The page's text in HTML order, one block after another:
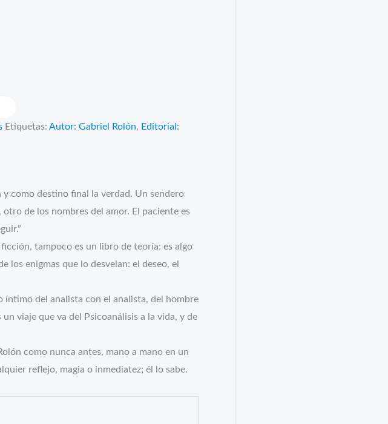
Etiquetas: Autor: Gabriel Rolón, Editorial:
como destino final la verdad. Un sendero
de los nombres del amor. El paciente es
tampoco es un libro de teoría: es algo
los enigmas que lo desvelan: el deseo, el
íntimo del analista con el analista, del hombre
viaje que va del Psicoanálisis a la vida, y de
como nunca antes, mano a mano en un
reflejo, magia o inmediatez; él lo sabe.